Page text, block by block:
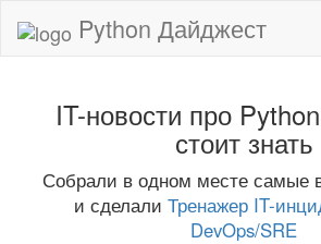
Python Дайджест
IT-новости про
стоит знать
Собрали в одном месте самые
и сделали Тренажер IT-
DevOps/SRE